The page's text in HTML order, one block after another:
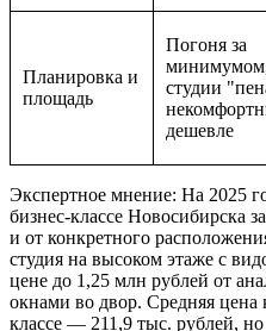
Планировка и
площадь
Погоня за
студии
дешевле
Экспертное мнение: На 2025
бизнес-классе Новосибирска
и от конкретного
студия на высоком этаже с
цене до 1,25 млн рублей от
окнами во двор. Средняя цена
классе — 211,9 тыс. рублей,